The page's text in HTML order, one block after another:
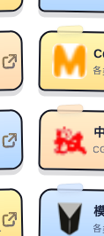
Alan Walker/Steve
https://
本、图像和视
交流平台